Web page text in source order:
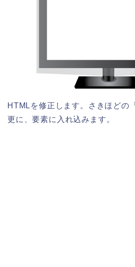
HTMLを修正します。さきほどの「
更に、要素に入れ込みます。